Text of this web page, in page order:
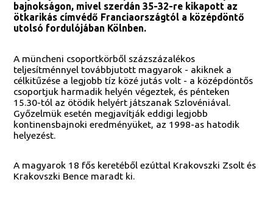
bajnokságon, mivel szerdán 35-32-re kikapott az
ötkarikás címvédő Franciaországtól a középdöntő
utolsó fordulójában Kölnben.
A müncheni csoportkörből százszázalékos
teljesítménnyel továbbjutott magyarok - akiknek a
célkitűzése a legjobb tíz közé jutás volt - a középdöntős
csoportjuk harmadik helyén végeztek, és pénteken
15.30-tól az ötödik helyért játszanak Szlovéniával.
Győzelmük esetén megjavítják eddigi legjobb
kontinensbajnoki eredményüket, az 1998-as hatodik
helyezést.
A magyarok 18 fős keretéből ezúttal Krakovszki Zsolt és
Krakovszki Bence maradt ki.